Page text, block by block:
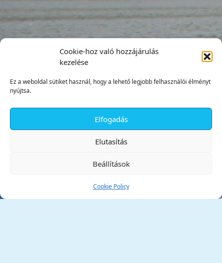
Cookie-hoz való hozzájárulás
kezelése
Ez a weboldal sütiket használ, hogy a lehető legjobb felhasználói élményt
nyújtsa.
Elfogadás
Elutasítás
Beállítások
Cookie Policy
Tata Város Önkormányzata
✕